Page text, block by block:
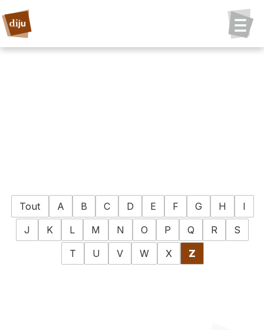
Tout A B C D E F G H
I
J
K L M N O P Q R
S
T
U V W X Z